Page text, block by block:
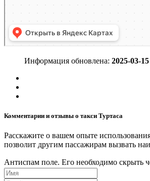
Информация обновлена: 2025-03-
Комментарии и отзывы о такси Туртаса
Расскажите о вашем опыте
позволит другим пассажирам вызвать
Антиспам поле. Его необходимо скрыть